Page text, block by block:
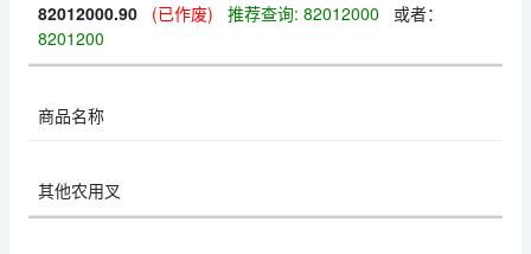
82012000.90 (已作废) 推荐查询: 82012000 或者：
8201200
商品名称
其他农用叉